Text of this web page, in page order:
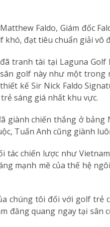
Faldo, Giám đốc
đạt tiêu chuẩn giải vô
tranh tài tại Laguna
golf này như một
kế Sir Nick Faldo
sáng giá nhất khu vực.
giành chiến thắng ở
Tuấn Anh cũng giành
chiến lược như
mạnh mẽ của thế hệ
chúng tôi đối với golf trẻ
đăng quang ngay tại